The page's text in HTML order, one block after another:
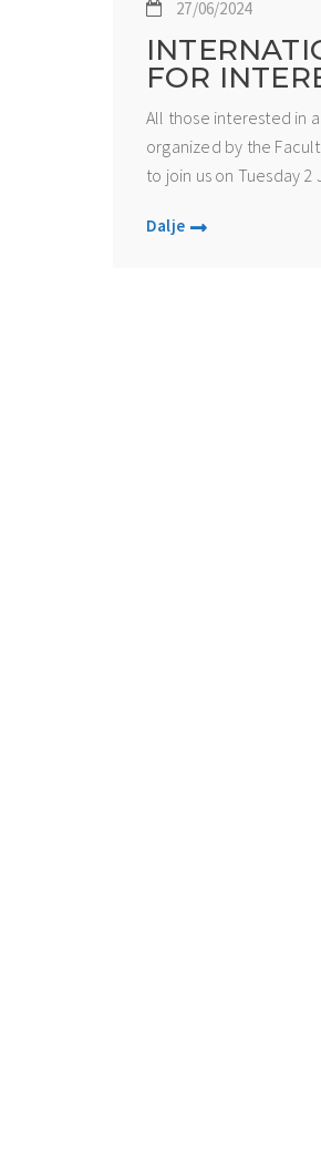
27/06/2024
FOR
All those interested in
organized by the
to join us on Tuesday
Dalje